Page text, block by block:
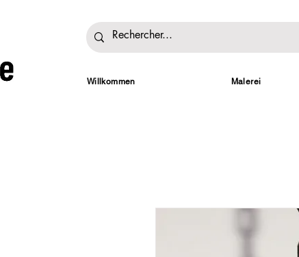
Willkommen Malerei